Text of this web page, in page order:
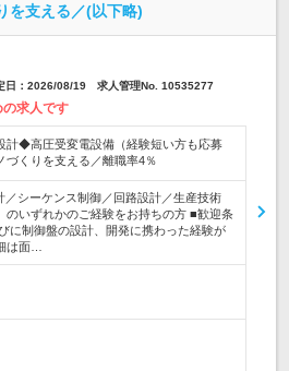
を支える／(以下略)
日：2026/08/19 求人管理No. 10535277
求人です
計◆高圧受変電設備（経験短い方も応募
づくりを支える／離職率4％
／シーケンス制御／回路設計／生産技術
のいずれかのご経験をお持ちの方 ■歓迎条
に制御盤の設計、開発に携わった経験が
は面…